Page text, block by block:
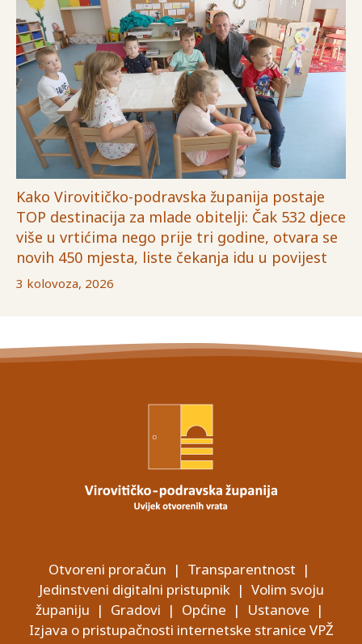
Kako Virovitičko-podravska županija postaje
TOP destinacija za mlade obitelji: Čak 532 djece
više u vrtićima nego prije tri godine, otvara se
novih 450 mjesta, liste čekanja idu u povijest
3 kolovoza, 2026
Otvoreni proračun | Transparentnost |
Jedinstveni digitalni pristupnik| Volim svoju
županiju | Gradovi | Općine | Ustanove |
Izjava o pristupačnosti internetske stranice VPŽ